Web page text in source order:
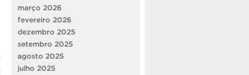
março 2026
fevereiro 2026
dezembro 2025
setembro 2025
agosto 2025
julho 2025